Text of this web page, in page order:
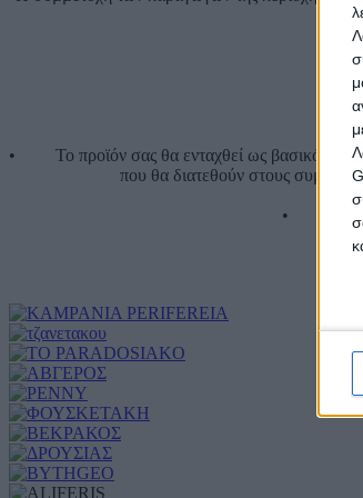
•
• Το προϊόν σας θα ενταχθεί ως βασικό
που θα διατεθούν στους
•